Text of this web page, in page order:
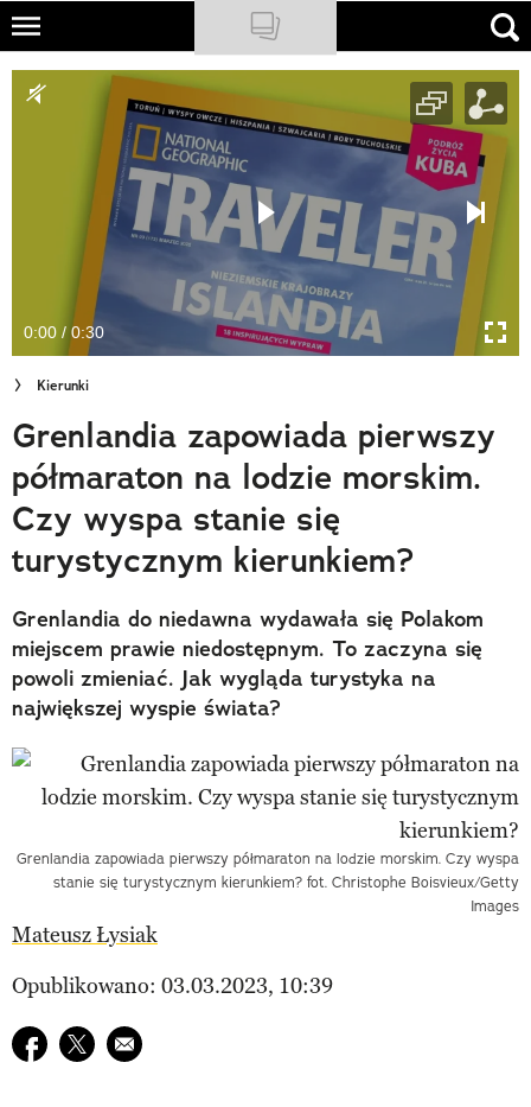
Skip
main
NATIONAL GEOGRAPHIC
TRAVELER
PODCASTY
Newsletter
Cuda Polski
Wielki Konkurs Fotograficzny
Trendbook Podróżniczy
Polecane
0:00 / 0:30
Kierunki
Grenlandia zapowiada pierwszy
półmaraton na lodzie morskim.
Czy wyspa stanie się
turystycznym kierunkiem?
Grenlandia do niedawna wydawała się Polakom
miejscem prawie niedostępnym. To zaczyna się
powoli zmieniać. Jak wygląda turystyka na
największej wyspie świata?
Grenlandia zapowiada pierwszy półmaraton na lodzie morskim. Czy wyspa
stanie się turystycznym kierunkiem? fot. Christophe Boisvieux/Getty
Images
Mateusz Łysiak
Opublikowano: 03.03.2023, 10:39
Udostępnij na facebook
Udostępnij na twitter
E-mail do przyjaciela